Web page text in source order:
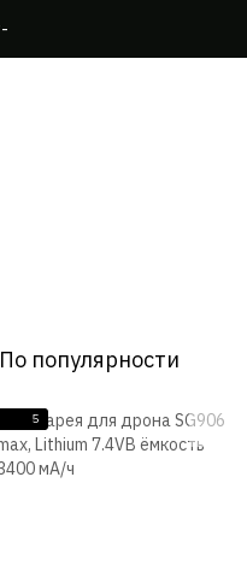
По популярности
5